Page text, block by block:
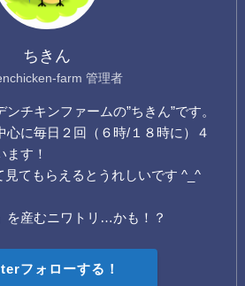
ちきん
farm 管理者
チキンファームの”ちきん”です。
心に毎日２回（６時/１８時に）４
す！
見てもらえるとうれしいです ^_^
を産むニワトリ…かも！？
フォローする！